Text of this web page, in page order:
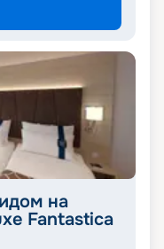
на
Fantastica